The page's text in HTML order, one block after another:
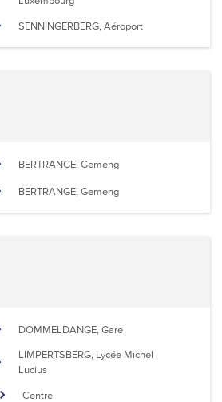
SENNINGERBERG, Aéroport
BERTRANGE, Gemeng
BERTRANGE, Gemeng
DOMMELDANGE, Gare
LIMPERTSBERG, Lycée Michel
Lucius
Centre